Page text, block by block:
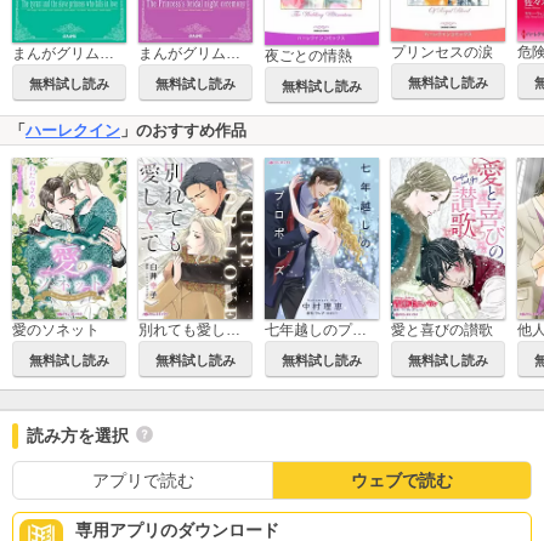
まんがグリム童話 暴君と恋する奴隷姫
無料試し読み
まんがグリム童話 姫君の初夜儀式
無料試し読み
夜ごとの情熱
無料試し読み
プリンセスの涙
無料試し読み
「 ハーレクイン 」のおすすめ作品
愛のソネット
無料試し読み
別れても愛しくて
無料試し読み
七年越しのプロポーズ
無料試し読み
愛と喜びの讃歌
無料試し読み
他
読み方を選択
アプリで読む ウェブで読む
専用アプリのダウンロード